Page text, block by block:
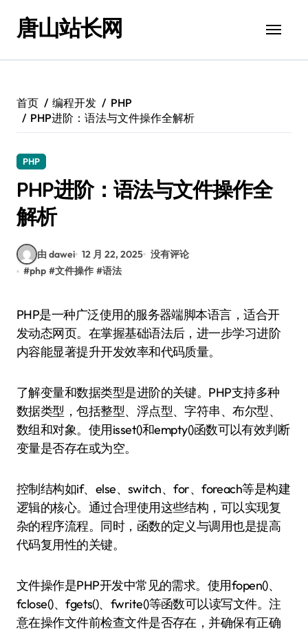
唐山站长网
首页 编程开发
PHP
PHP进阶：语法与文件操作全解析
PHP
PHP进阶：语法与文件操作全
解析
由 dawei 12 月 22, 2025 没有评论
#php #文件操作 #语法
PHP是一种广泛使用的服务器端脚本语言，适合开
发动态网页。在掌握基础语法后，进一步学习进阶
内容能显著提升开发效率和代码质量。
了解变量和数据类型是进阶的关键。PHP支持多种
数据类型，包括整型、浮点型、字符串、布尔型、
数组和对象。使用isset()和empty()函数可以有效判断
变量是否存在或为空。
控制结构如if、else、switch、for、foreach等是构建
逻辑的核心。通过合理使用这些结构，可以实现复
杂的程序流程。同时，函数的定义与调用也是提高
代码复用性的关键。
文件操作是PHP开发中常见的需求。使用fopen()、
fclose()、fgets()、fwrite()等函数可以读写文件。注
意在操作文件前检查文件是否存在，并确保有正确